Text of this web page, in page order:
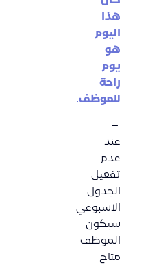
هذا
اليوم
هو
يوم
راحة
للموظف.
عند
عدم
تفعيل
الجدول
الاسبوعي
سيكون
الموظف
متاح